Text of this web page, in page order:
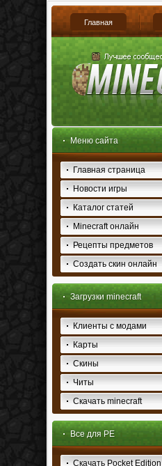
Главная
Меню сайта
Главная страница
Новости игры
Каталог статей
Minecraft онлайн
Рецепты предметов
Создать скин онлайн
Загрузки minecraft
Клиенты с модами
Карты
Скины
Читы
Скачать minecraft
Все для PE
Скачать Pocket Edition